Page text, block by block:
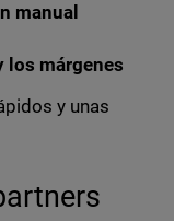
manual
los márgenes
y unas